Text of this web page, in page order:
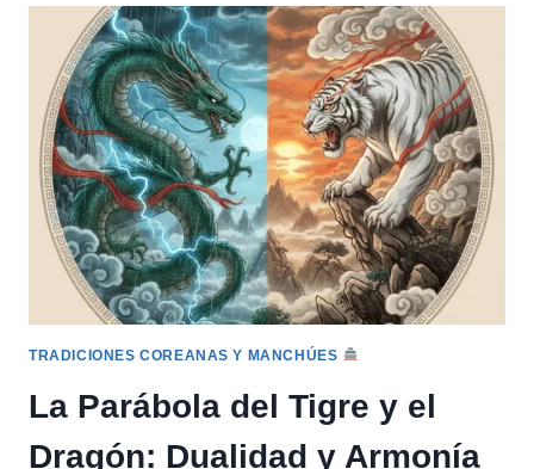
TRADICIONES COREANAS Y MANCHÚES
La Parábola del Tigre y el
Dragón: Dualidad y Armonía